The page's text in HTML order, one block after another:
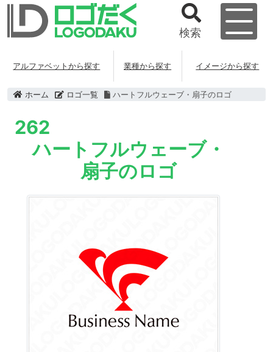
検索
アルファベットから探す 業種から探す イメージから探す
ホーム ロゴ一覧 ハートフルウェーブ・扇子のロゴ
262
ハートフルウェーブ・
扇子のロゴ